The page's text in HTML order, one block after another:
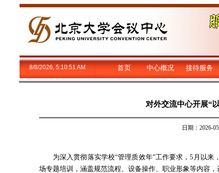
8/8/2026, 5:10:51 AM 首页 中心概况 接待服务
对外交流中心开展“
日期：2026-
为深入贯彻落实学校“管理质效年”工作要求，5月以
场专题培训，涵盖规范流程、设备操作、职业形象等内容